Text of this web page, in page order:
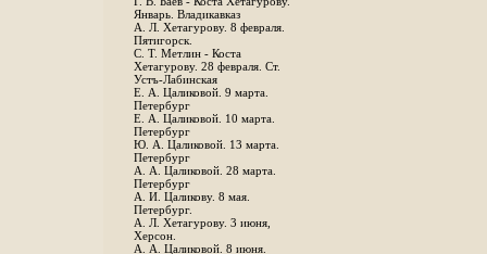
Январь. Владикавказ
А. Л. Хетагурову. 8 февраля.
Пятигорск.
С. Т. Метлин - Коста
Хетагурову. 28 февраля. Ст.
Устъ-Лабинская
Е. А. Цаликовой. 9 марта.
Петербург
Е. А. Цаликовой. 10 марта.
Петербург
Ю. А. Цаликовой. 13 марта.
Петербург
А. А. Цаликовой. 28 марта.
Петербург
А. И. Цаликову. 8 мая.
Петербург.
А. Л. Хетагурову. 3 июня,
Херсон.
А. А. Цаликовой. 8 июня.